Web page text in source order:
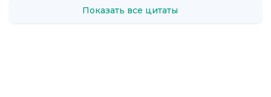
Показать все цитаты